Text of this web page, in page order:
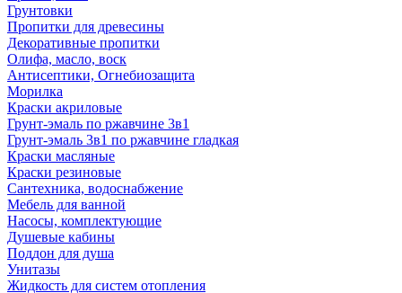
Грунтовки
Пропитки для древесины
Декоративные пропитки
Олифа, масло, воск
Антисептики, Огнебиозащита
Морилка
Краски акриловые
Грунт-эмаль по ржавчине 3в1
Грунт-эмаль 3в1 по ржавчине гладкая
Краски масляные
Краски резиновые
Сантехника, водоснабжение
Мебель для ванной
Насосы, комплектующие
Душевые кабины
Поддон для душа
Унитазы
Жидкость для систем отопления